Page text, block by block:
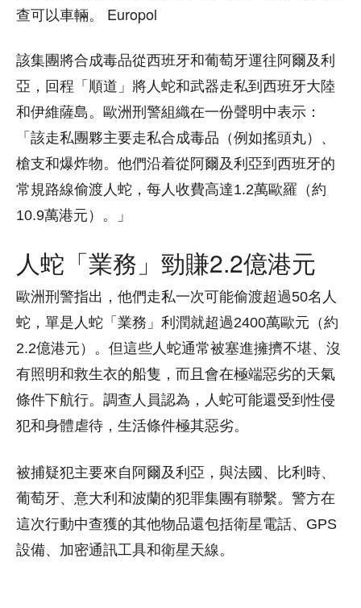
查可以車輛。 Europol
該集團將合成毒品從西班牙和葡萄牙運往阿爾及利
亞，回程「順道」將人蛇和武器走私到西班牙大陸
和伊維薩島。歐洲刑警組織在一份聲明中表示：
「該走私團夥主要走私合成毒品（例如搖頭丸）、
槍支和爆炸物。他們沿着從阿爾及利亞到西班牙的
常規路線偷渡人蛇，每人收費高達1.2萬歐羅（約
10.9萬港元）。」
人蛇「業務」勁賺2.2億港元
歐洲刑警指出，他們走私一次可能偷渡超過50名人
蛇，單是人蛇「業務」利潤就超過2400萬歐元（約
2.2億港元）。但這些人蛇通常被塞進擁擠不堪、沒
有照明和救生衣的船隻，而且會在極端惡劣的天氣
條件下航行。調查人員認為，人蛇可能還受到性侵
犯和身體虐待，生活條件極其惡劣。
被捕疑犯主要來自阿爾及利亞，與法國、比利時、
葡萄牙、意大利和波蘭的犯罪集團有聯繫。警方在
這次行動中查獲的其他物品還包括衛星電話、GPS
設備、加密通訊工具和衛星天線。